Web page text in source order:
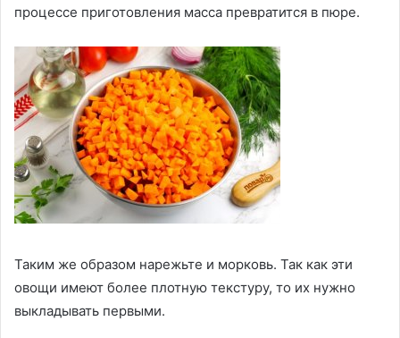
процессе приготовления масса превратится в пюре.
Таким же образом нарежьте и морковь. Так как эти
овощи имеют более плотную текстуру, то их нужно
выкладывать первыми.